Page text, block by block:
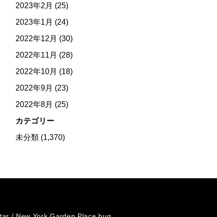
2023年2月 (25)
2023年1月 (24)
2022年12月 (30)
2022年11月 (28)
2022年10月 (18)
2022年9月 (23)
2022年8月 (25)
カテゴリー
未分類(1,370)